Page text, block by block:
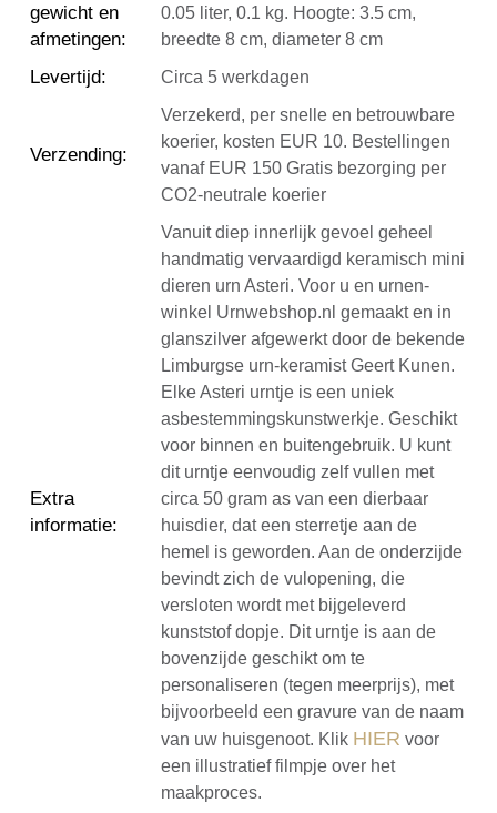
gewicht en
afmetingen:
0.05 liter, 0.1 kg. Hoogte: 3.5 cm,
breedte 8 cm, diameter 8 cm
Levertijd: Circa 5 werkdagen
Verzending:
Verzekerd, per snelle en betrouwbare
koerier, kosten EUR 10. Bestellingen
vanaf EUR 150 Gratis bezorging per
CO2-neutrale koerier
Extra
informatie:
Vanuit diep innerlijk gevoel geheel
handmatig vervaardigd keramisch mini
dieren urn Asteri. Voor u en urnen-
winkel Urnwebshop.nl gemaakt en in
glanszilver afgewerkt door de bekende
Limburgse urn-keramist Geert Kunen.
Elke Asteri urntje is een uniek
asbestemmingskunstwerkje. Geschikt
voor binnen en buitengebruik. U kunt
dit urntje eenvoudig zelf vullen met
circa 50 gram as van een dierbaar
huisdier, dat een sterretje aan de
hemel is geworden. Aan de onderzijde
bevindt zich de vulopening, die
versloten wordt met bijgeleverd
kunststof dopje. Dit urntje is aan de
bovenzijde geschikt om te
personaliseren (tegen meerprijs), met
bijvoorbeeld een gravure van de naam
van uw huisgenoot. Klik HIER voor
een illustratief filmpje over het
maakproces.